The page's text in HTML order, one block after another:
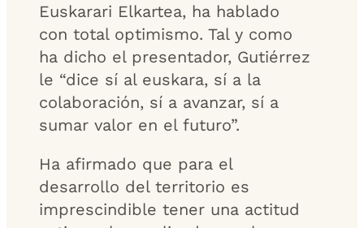
Euskarari Elkartea, ha hablado
con total optimismo. Tal y como
ha dicho el presentador, Gutiérrez
le “dice sí al euskara, sí a la
colaboración, sí a avanzar, sí a
sumar valor en el futuro”.
Ha afirmado que para el
desarrollo del territorio es
imprescindible tener una actitud